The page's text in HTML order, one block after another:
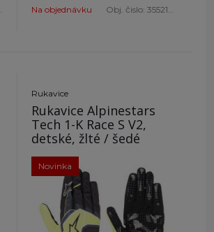
Na objednávku Obj. čislo: 3552123 1169-S
Rukavice
Rukavice Alpinestars
Tech 1-K Race S V2,
detské, žlté / šedé
Novinka